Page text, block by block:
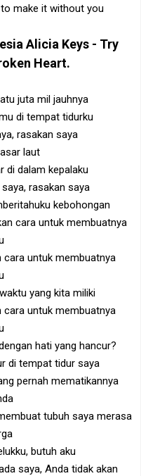
make it without you
Alicia Keys - Try
Heart.
juta mil jauhnya
di tempat tidurku
rasakan saya
laut
di dalam kepalaku
rasakan saya
kebohongan
cara untuk membuatnya
cara untuk membuatnya
yang kita miliki
cara untuk membuatnya
hati yang hancur?
di tempat tidur saya
pernah mematikannya
tubuh saya merasa
butuh aku
saya, Anda tidak akan